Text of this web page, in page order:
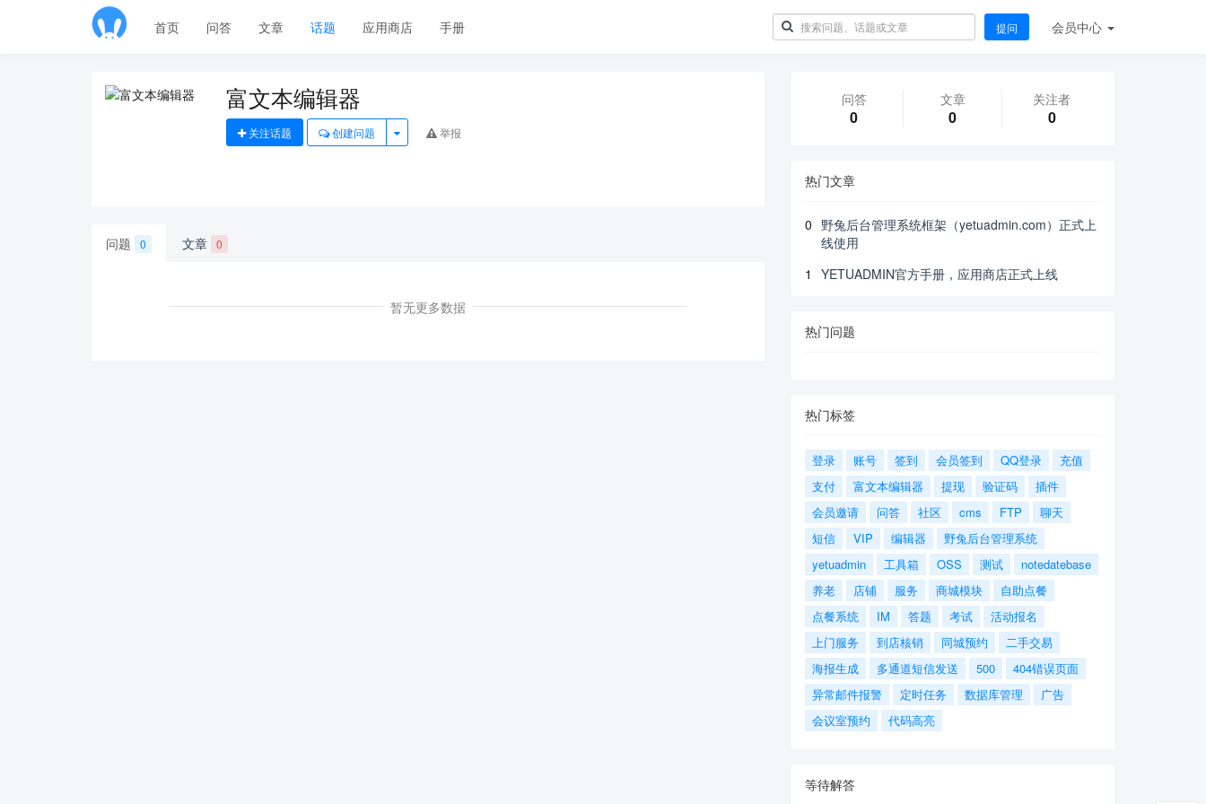
首页 问答 文章 话题 应用商店 手册 提问 会员中心
富文本编辑器
关注话题 创建问题 举报
问题 0 文章 0
暂无更多数据
问答
0
文章
0
关注者
0
热门文章
0 野兔后台管理系统框架（yetuadmin.com）正式上
线使用
1
YETUADMIN官方手册，应用商店正式上线
热门问题
热门标签
登录 账号 签到 会员签到 QQ登录
充值
支付
富文本编辑器 提现 验证码
插件
会员邀请
问答 社区 cms FTP
聊天
短信
VIP 编辑器
野兔后台管理系统
yetuadmin
工具箱 OSS 测试
notedatebase
养老
店铺 服务 商城模块
自助点餐
点餐系统
IM 答题 考试
活动报名
上门服务
到店核销 同城预约
二手交易
海报生成
多通道短信发送 500
404错误页面
异常邮件报警
定时任务 数据库管理
广告
会议室预约
代码高亮
等待解答